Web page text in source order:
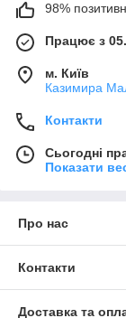
98%
Працює з
м. Київ
Казимира
Контакти
Сьогодні
Показати
Про нас
Контакти
Доставка та